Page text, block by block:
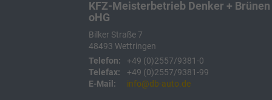
KFZ-Meisterbetrieb Denker + Brünen
oHG
Bilker Straße 7
48493 Wettringen
Telefon:
+49 (0)2557/9381-0
Telefax:
+49 (0)2557/9381-99
E-Mail:
info@db-auto.de